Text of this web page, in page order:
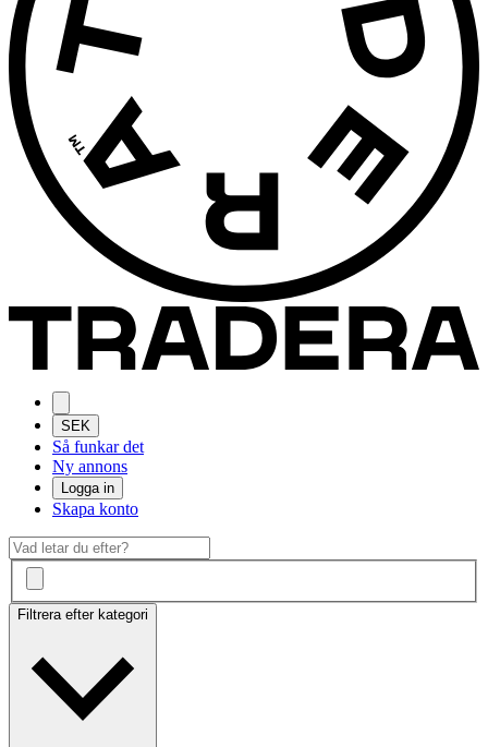
SEK
Så funkar det
Ny annons
Logga in
Skapa konto
Filtrera efter kategori